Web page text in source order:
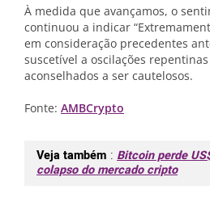
À medida que avançamos, o
continuou a indicar
em consideração precedentes
suscetível a oscilações
aconselhados a ser cautelosos.
Fonte: AMBCrypto
Veja também : Bitcoin perde
colapso do mercado cripto